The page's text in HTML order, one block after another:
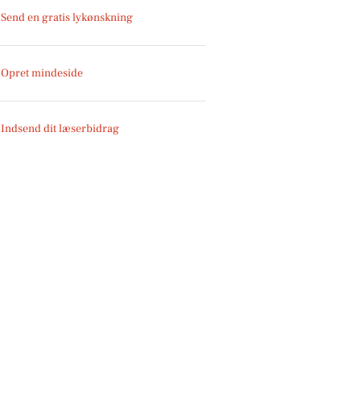
Send en gratis lykønskning
Opret mindeside
Indsend dit læserbidrag